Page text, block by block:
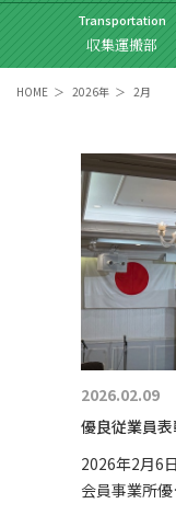
Transportation
収集運搬部
HOME ＞ 2026年 ＞ 2月
2026.02.09
優良従業員
2026年2月6
会員事業所